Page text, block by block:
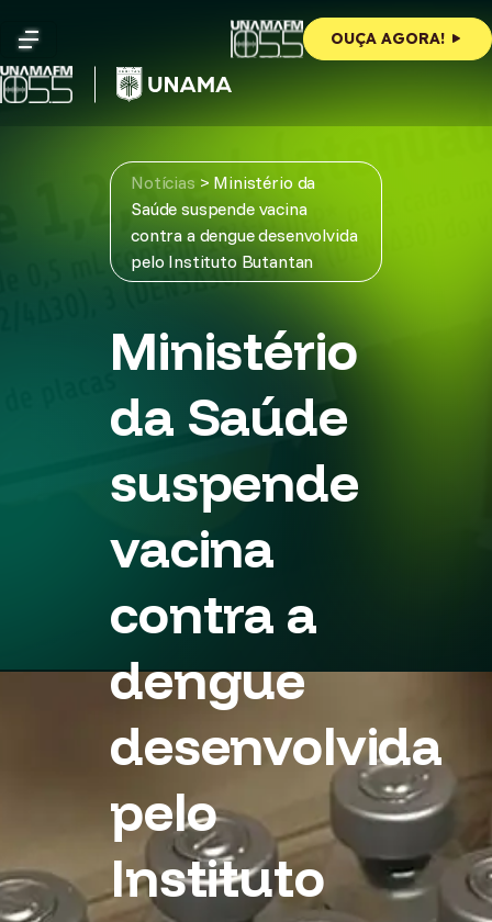
content
OUÇA AGORA!
Notícias > Ministério da
Saúde suspende vacina
contra a dengue desenvolvida
pelo Instituto Butantan
Ministério
da Saúde
suspende
vacina
contra a
dengue
desenvolvida
pelo
Instituto